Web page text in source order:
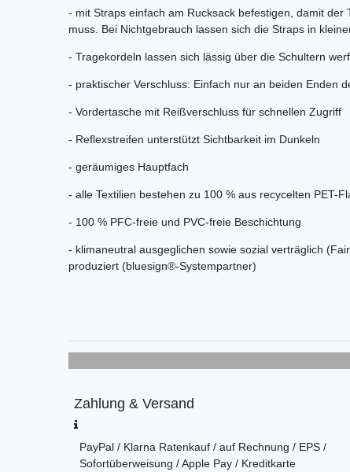
- mit Straps einfach am Rucksack befestigen, damit
muss. Bei Nichtgebrauch lassen sich die Straps in
- Tragekordeln lassen sich lässig über die Schultern
- praktischer Verschluss: Einfach nur an beiden Enden
- Vordertasche mit Reißverschluss für schnellen Zugriff
- Reflexstreifen unterstützt Sichtbarkeit im Dunkeln
- geräumiges Hauptfach
- alle Textilien bestehen zu 100 % aus recycelten PET-
- 100 % PFC-freie und PVC-freie Beschichtung
- klimaneutral ausgeglichen sowie sozial verträglich
produziert (bluesign®-Systempartner)
Zahlung & Versand
PayPal / Klarna Ratenkauf / auf Rechnung / EPS /
Sofortüberweisung / Apple Pay / Kreditkarte